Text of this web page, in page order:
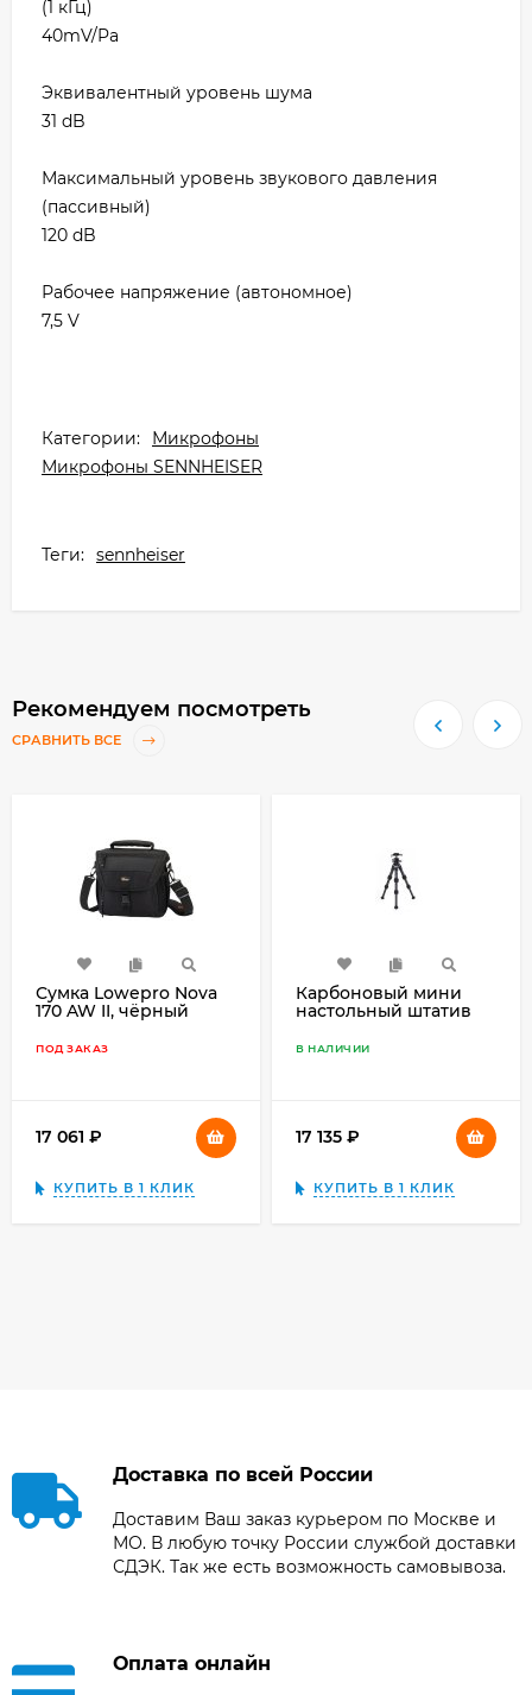
(1 кГц)
40mV/Pa
Эквивалентный уровень шума
31 dB
Максимальный уровень звукового давления
(пассивный)
120 dB
Рабочее напряжение (автономное)
7,5 V
Категории:
Микрофоны
Микрофоны SENNHEISER
Теги: sennheiser
Рекомендуем посмотреть
СРАВНИТЬ ВСЕ
Сумка Lowepro Nova
170 AW II, чёрный
ПОД ЗАКАЗ
17 061
КУПИТЬ В 1 КЛИК
Карбоновый мини
настольный штатив
В НАЛИЧИИ
17 135
КУПИТЬ В 1 КЛИК
Доставка по всей России
Доставим Ваш заказ курьером по Москве и
МО. В любую точку России службой доставки
СДЭК. Так же есть возможность самовывоза.
Оплата онлайн